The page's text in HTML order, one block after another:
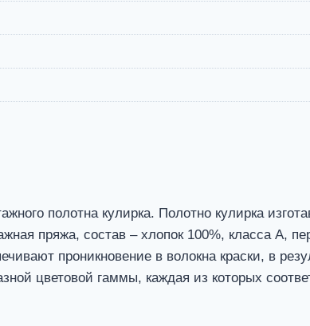
полотна кулирка. Полотно кулирка
пряжа, состав – хлопок 100%, класса А,
проникновение в волокна краски, в
цветовой гаммы, каждая из которых